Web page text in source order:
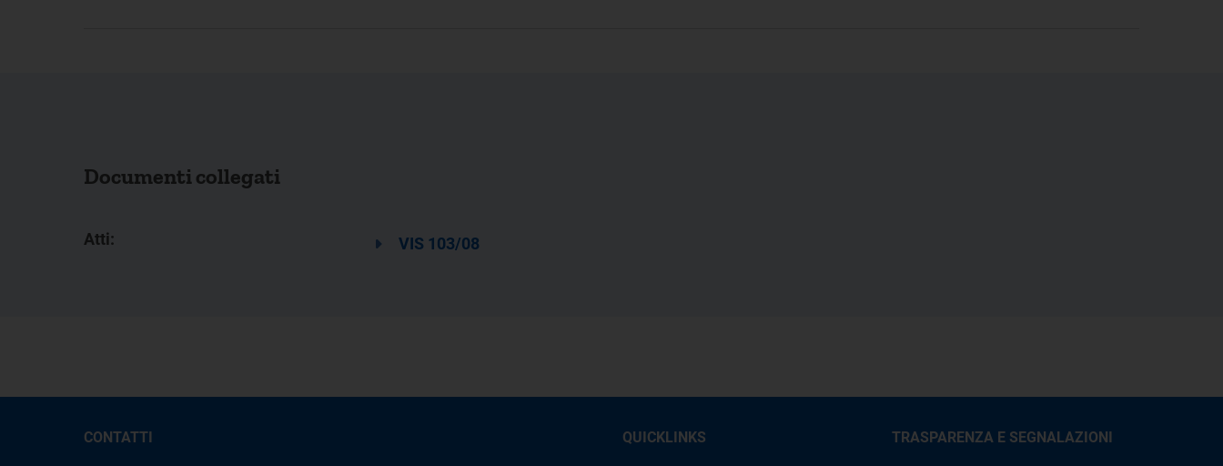
Documenti collegati
Atti: VIS 103/08
CONTATTI QUICKLINKS TRASPARENZA E SEGNALAZIONI